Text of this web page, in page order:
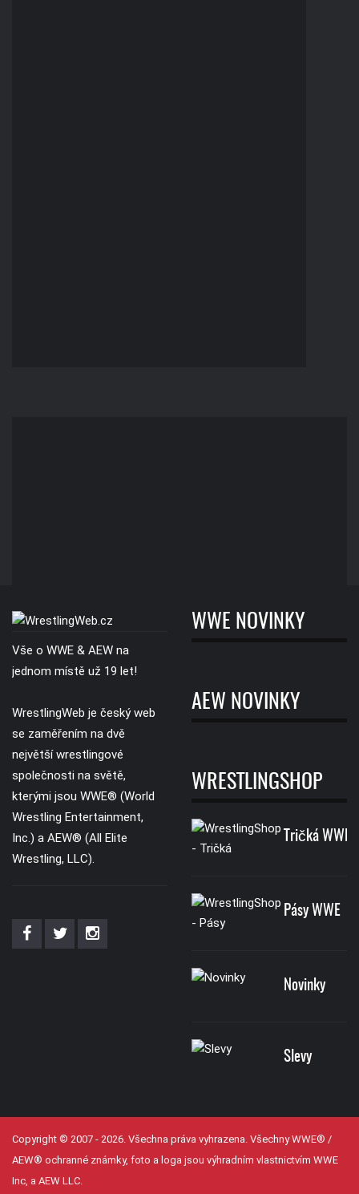
Vše o WWE & AEW na
jednom místě už 19 let!
WrestlingWeb je český web
se zaměřením na dvě
největší wrestlingové
společnosti na světě,
kterými jsou WWE® (World
Wrestling Entertainment,
Inc.) a AEW® (All Elite
Wrestling, LLC).
WWE NOVINKY
AEW NOVINKY
WRESTLINGSHOP
Tričká WWE
Pásy WWE
Novinky
Slevy
Copyright © 2007 - 2026. Všechna práva vyhrazena. Všechny WWE® /
AEW® ochranné známky, foto a loga jsou výhradním vlastnictvím WWE
Inc, a AEW LLC.